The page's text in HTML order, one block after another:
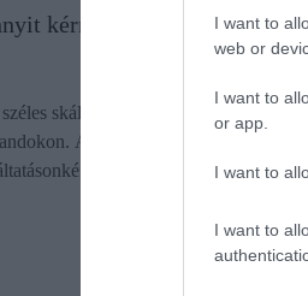
I want to
web or
I want to
or app.
I want to
I want to
kérnek el idén a
skálán mozognak idén a
A különbségek
és szezononként is